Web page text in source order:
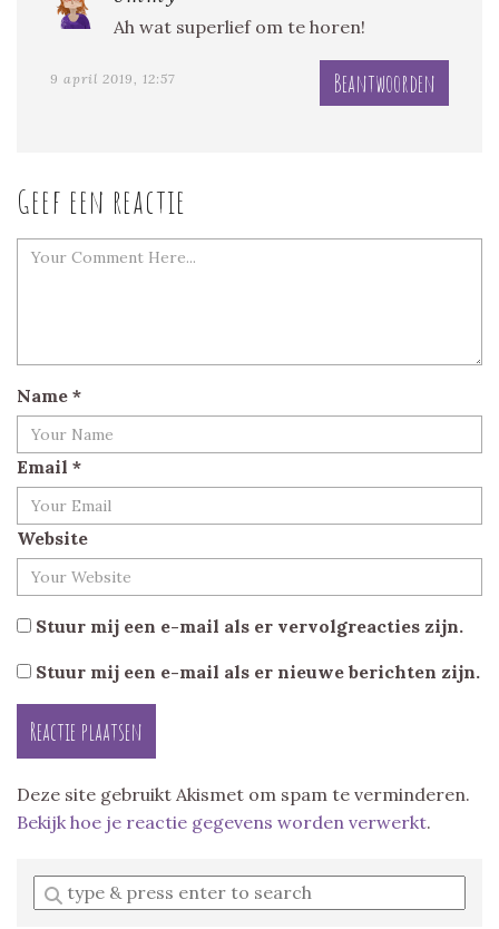
Ah wat superlief om te horen!
9 april 2019, 12:57 Beantwoorden
Geef een reactie
Name *
Email *
Website
Stuur mij een e-mail als er vervolgreacties zijn.
Stuur mij een e-mail als er nieuwe berichten zijn.
Deze site gebruikt Akismet om spam te verminderen.
Bekijk hoe je reactie gegevens worden verwerkt.
Enter
a